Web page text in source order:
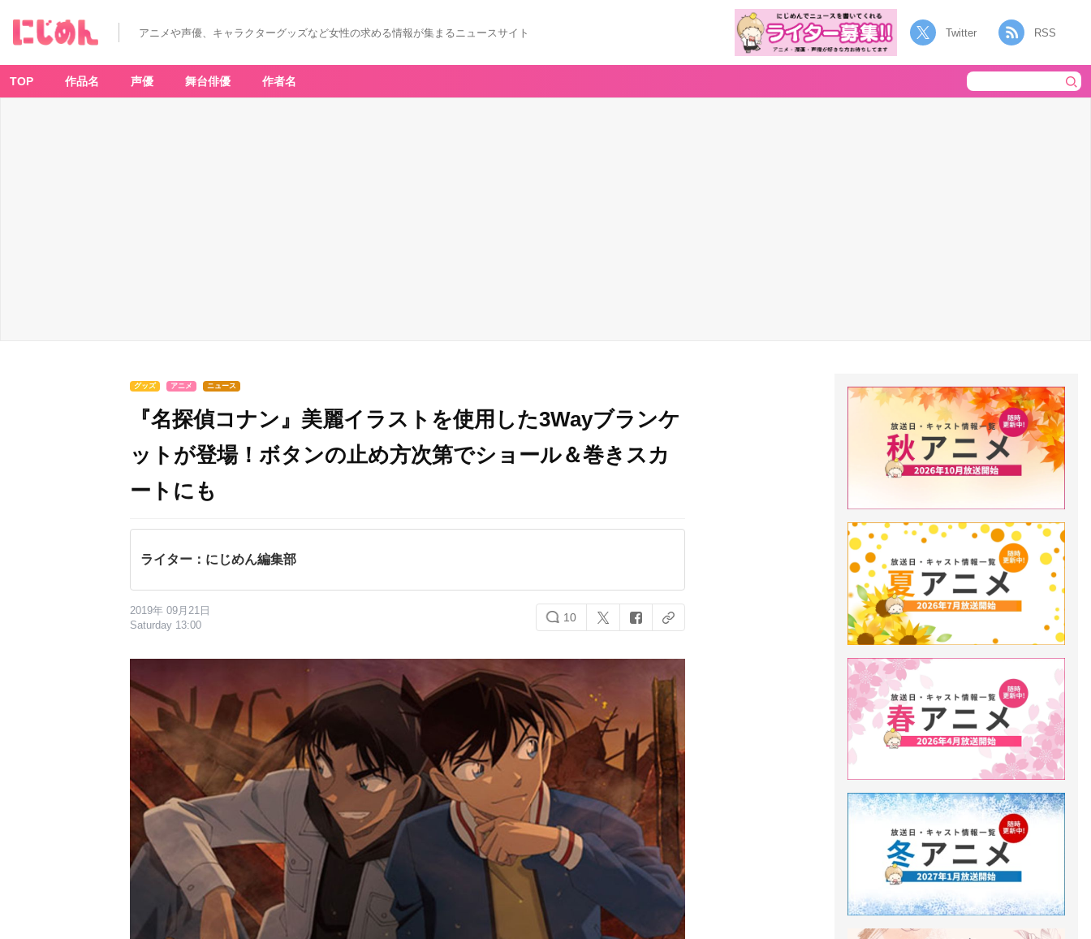
アニメや声優、キャラクターグッズなど女性の求める情報が集まるニュースサイト Twitter RSS
TOP 作品名 声優 舞台俳優 作者名
グッズ アニメ ニュース
『名探偵コナン』美麗イラストを使用した3Wayブランケ
ットが登場！ボタンの止め方次第でショール＆巻きスカ
ートにも
ライター：にじめん編集部
2019年 09月21日
Saturday 13:00
10